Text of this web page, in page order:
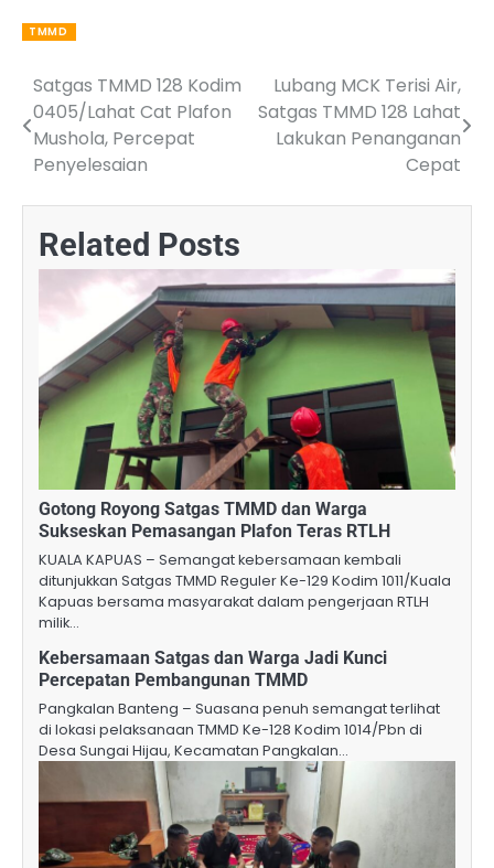
TMMD
Post
navigation
Satgas TMMD 128 Kodim
0405/Lahat Cat Plafon
Mushola, Percepat
Penyelesaian
Lubang MCK Terisi Air,
Satgas TMMD 128 Lahat
Lakukan Penanganan
Cepat
Related Posts
Gotong Royong Satgas TMMD dan Warga
Sukseskan Pemasangan Plafon Teras RTLH
KUALA KAPUAS – Semangat kebersamaan kembali
ditunjukkan Satgas TMMD Reguler Ke-129 Kodim 1011/Kuala
Kapuas bersama masyarakat dalam pengerjaan RTLH
milik…
Kebersamaan Satgas dan Warga Jadi Kunci
Percepatan Pembangunan TMMD
Pangkalan Banteng – Suasana penuh semangat terlihat
di lokasi pelaksanaan TMMD Ke-128 Kodim 1014/Pbn di
Desa Sungai Hijau, Kecamatan Pangkalan…